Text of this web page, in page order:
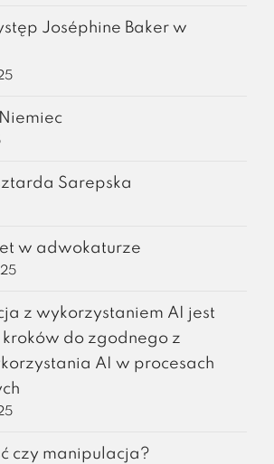
Joséphine Baker w
Sarepska
w adwokaturze
z wykorzystaniem AI jest
kroków do zgodnego z
AI w procesach
czy manipulacja?